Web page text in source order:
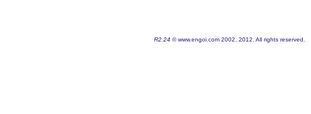
R2.24 © www.engoi.com 2002, 2012. All rights reserved.